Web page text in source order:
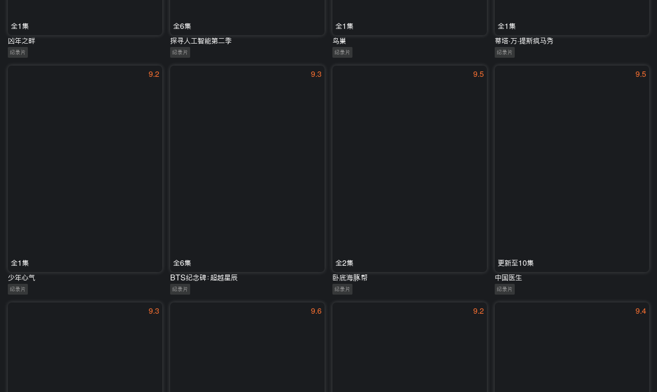
全1集
凶年之畔
纪录片
全6集
探寻人工智能第二季
纪录片
全1集
鸟巢
纪录片
全1集
蒂塔·万·提斯疯马秀
纪录片
9.2
全1集
少年心气
纪录片
9.3
全6集
BTS纪念碑：超越星辰
纪录片
9.5
全2集
卧底海豚帮
纪录片
9.5
更新至10集
中国医生
纪录片
9.3 9.6 9.2 9.4